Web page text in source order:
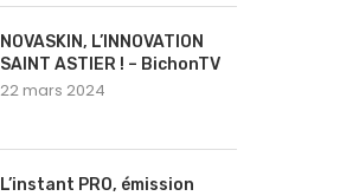
NOVASKIN, L’INNOVATION
SAINT ASTIER ! – BichonTV
22 mars 2024
L’instant PRO, émission